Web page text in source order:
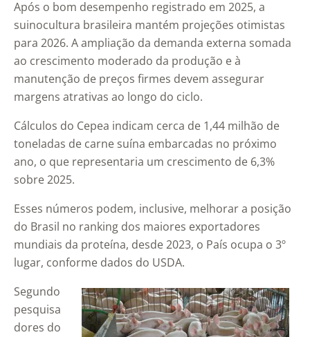
Após o bom desempenho registrado em 2025, a
suinocultura brasileira mantém projeções otimistas
para 2026. A ampliação da demanda externa somada
ao crescimento moderado da produção e à
manutenção de preços firmes devem assegurar
margens atrativas ao longo do ciclo.
Cálculos do Cepea indicam cerca de 1,44 milhão de
toneladas de carne suína embarcadas no próximo
ano, o que representaria um crescimento de 6,3%
sobre 2025.
Esses números podem, inclusive, melhorar a posição
do Brasil no ranking dos maiores exportadores
mundiais da proteína, desde 2023, o País ocupa o 3º
lugar, conforme dados do USDA.
Segundo
pesquisa
dores do